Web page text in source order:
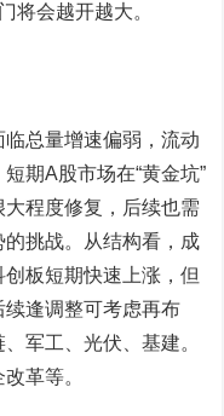
会越开越大。
总量增速偏弱，流动
期A股市场在“黄金坑”
程度修复，后续也需
挑战。从结构看，成
板短期快速上涨，但
逢调整可考虑再布
军工、光伏、基建。
革等。